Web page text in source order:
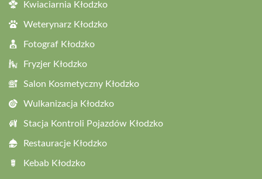
Kwiaciarnia Kłodzko
Weterynarz Kłodzko
Fotograf Kłodzko
Fryzjer Kłodzko
Salon Kosmetyczny Kłodzko
Wulkanizacja Kłodzko
Stacja Kontroli Pojazdów Kłodzko
Restauracje Kłodzko
Kebab Kłodzko